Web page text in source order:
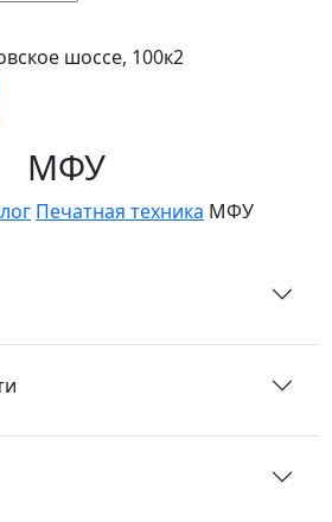
шоссе, 100к2
МФУ
Печатная техника МФУ